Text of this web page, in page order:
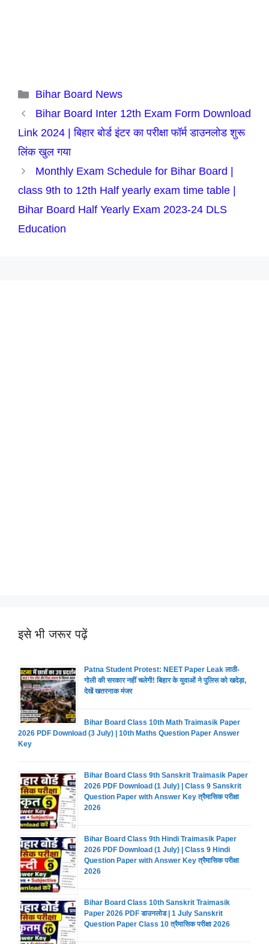
Categories
Bihar Board News
Bihar Board Inter 12th Exam Form Download
Link 2024 | बिहार बोर्ड इंटर का परीक्षा फॉर्म डाउनलोड शुरू
लिंक खुल गया
Monthly Exam Schedule for Bihar Board |
class 9th to 12th Half yearly exam time table |
Bihar Board Half Yearly Exam 2023-24 DLS
Education
इसे भी जरूर पढ़ें
Patna Student Protest: NEET Paper Leak लाठी-
गोली की सरकार नहीं चलेगी! बिहार के युवाओं ने पुलिस को खदेड़ा,
देखें खतरनाक मंजर
Bihar Board Class 10th Math Traimasik Paper
2026 PDF Download (3 July) | 10th Maths Question Paper Answer
Key
Bihar Board Class 9th Sanskrit Traimasik Paper
2026 PDF Download (1 July) | Class 9 Sanskrit
Question Paper with Answer Key त्रैमासिक परीक्षा
2026
Bihar Board Class 9th Hindi Traimasik Paper
2026 PDF Download (1 July) | Class 9 Hindi
Question Paper with Answer Key त्रैमासिक परीक्षा
2026
Bihar Board Class 10th Sanskrit Traimasik
Paper 2026 PDF डाउनलोड | 1 July Sanskrit
Question Paper Class 10 त्रैमासिक परीक्षा 2026